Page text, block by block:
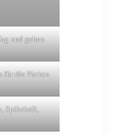
und gehen
für die Nation
Spikeball,